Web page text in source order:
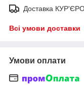
Доставка
Всі умови доставки
Умови оплати